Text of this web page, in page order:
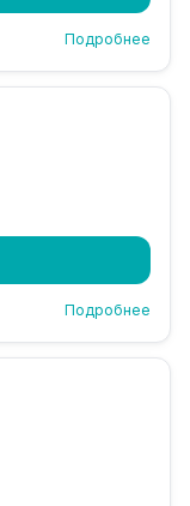
Подробнее
Подробнее